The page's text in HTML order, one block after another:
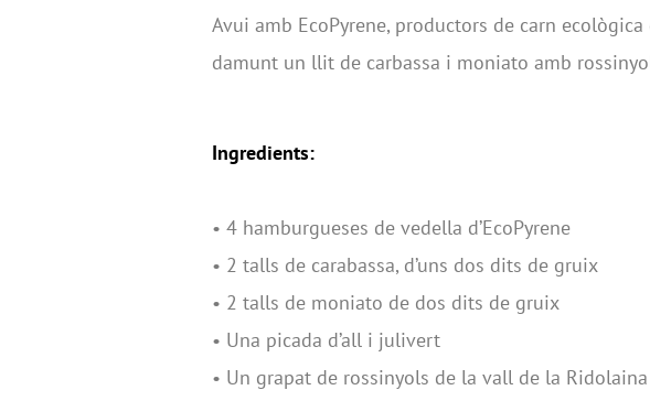
Avui amb EcoPyrene, productors de carn
damunt un llit de carbassa i moniato amb
Ingredients:
• 4 hamburgueses de vedella d’EcoPyrene
• 2 talls de carabassa, d’uns dos dits de gruix
• 2 talls de moniato de dos dits de gruix
• Una picada d’all i julivert
• Un grapat de rossinyols de la vall de la Ridolaina